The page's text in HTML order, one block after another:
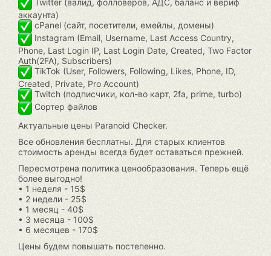
аккаунта)
cPanel (сайт, посетители, емейлы, домены)
Instagram (Email, Username, Last Access Country,
Phone, Last Login IP, Last Login Date, Created, Two Factor
Auth(2FA), Subscribers)
TikTok (User, Followers, Following, Likes, Phone, ID,
Created, Private, Pro Account)
Twitch (подписчики, кол-во карт, 2fa, prime, turbo)
Сортер файлов
Актуальные цены Paranoid Checker.
Все обновления бесплатны. Для старых клиентов
стоимость аренды всегда будет оставаться прежней.
Пересмотрена политика ценообразования. Теперь ещё
более выгодно!
• 1 неделя - 15$
• 2 недели - 25$
• 1 месяц - 40$
• 3 месяца - 100$
• 6 месяцев - 170$
Цены будем повышать постепенно.